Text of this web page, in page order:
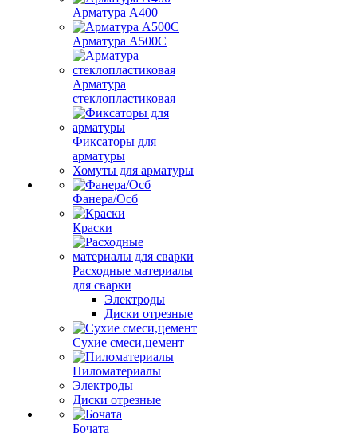
Арматура А400
Арматура A500C
Арматура
стеклопластиковая
Фиксаторы для
арматуры
Хомуты для арматуры
Фанера/Осб
Краски
Расходные материалы
для сварки
Электроды
Диски отрезные
Сухие смеси,цемент
Пиломатериалы
Электроды
Диски отрезные
Бочата